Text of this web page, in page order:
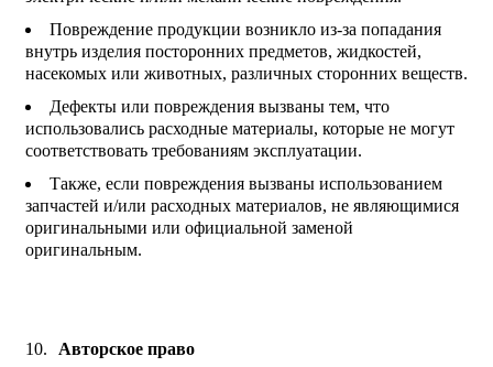
Повреждение продукции возникло из-за попадания
внутрь изделия посторонних предметов, жидкостей,
насекомых или животных, различных сторонних веществ.
Дефекты или повреждения вызваны тем, что
использовались расходные материалы, которые не могут
соответствовать требованиям эксплуатации.
Также, если повреждения вызваны использованием
запчастей и/или расходных материалов, не являющимися
оригинальными или официальной заменой
оригинальным.
Авторское право